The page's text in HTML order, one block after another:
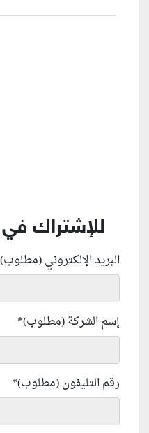
للإشتراك في
البريد الإلكتروني (مطلوب)
إسم الشركة (مطلوب)*
رقم التليفون (مطلوب)*